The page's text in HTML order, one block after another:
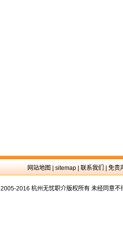
网站地图 sitemap 联系我们 免责
2005-2016 杭州无忧职介版权所有 未经同意